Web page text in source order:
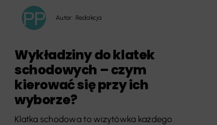
Autor: Redakcja
Wykładziny do klatek
schodowych – czym
kierować się przy ich
wyborze?
Klatka schodowa to wizytówka każdego